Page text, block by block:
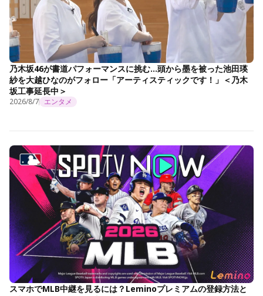
乃木坂46が書道パフォーマンスに挑む…頭から墨を被った池田瑛
紗を大越ひなのがフォロー「アーティスティックです！」＜乃木
坂工事延長中＞
2026/8/7 エンタメ
スマホでMLB中継を見るには？Leminoプレミアムの登録方法と